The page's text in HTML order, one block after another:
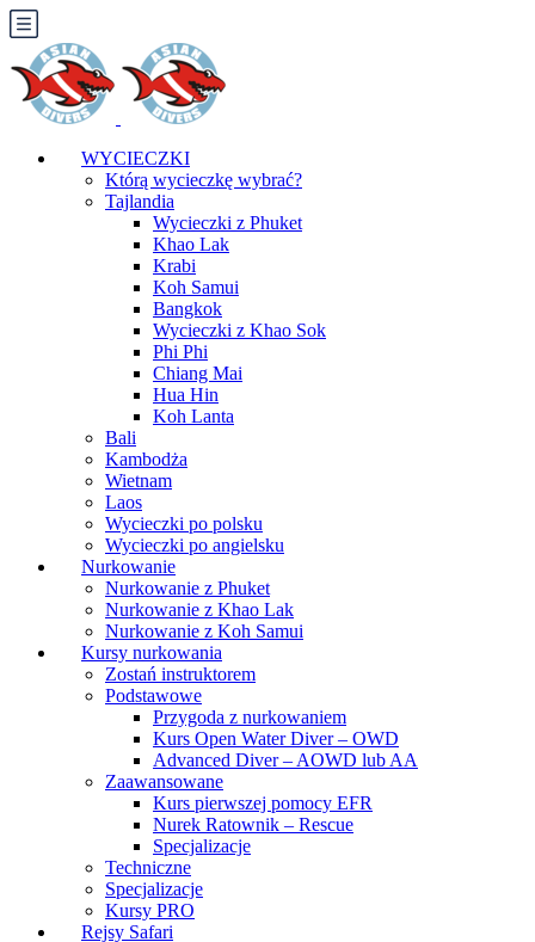
WYCIECZKI
Którą wycieczkę wybrać?
Tajlandia
Wycieczki z Phuket
Khao Lak
Krabi
Koh Samui
Bangkok
Wycieczki z Khao Sok
Phi Phi
Chiang Mai
Hua Hin
Koh Lanta
Bali
Kambodża
Wietnam
Laos
Wycieczki po polsku
Wycieczki po angielsku
Nurkowanie
Nurkowanie z Phuket
Nurkowanie z Khao Lak
Nurkowanie z Koh Samui
Kursy nurkowania
Zostań instruktorem
Podstawowe
Przygoda z nurkowaniem
Kurs Open Water Diver – OWD
Advanced Diver – AOWD lub AA
Zaawansowane
Kurs pierwszej pomocy EFR
Nurek Ratownik – Rescue
Specjalizacje
Techniczne
Specjalizacje
Kursy PRO
Rejsy Safari